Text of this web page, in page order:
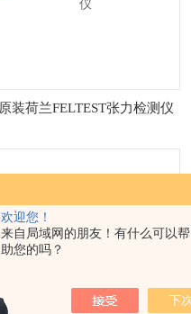
欢迎您！
来自局域网的朋友！有什么可以帮
助您的吗？
原装荷兰FELTEST张力检测仪